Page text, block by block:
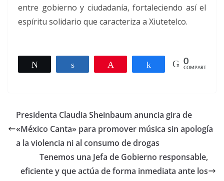
entre gobierno y ciudadanía, fortaleciendo así el
espíritu solidario que caracteriza a Xiutetelco.
Compartir Compartir
0
COMPARTIR
Presidenta Claudia Sheinbaum anuncia gira de
«México Canta» para promover música sin apología
a la violencia ni al consumo de drogas
Tenemos una Jefa de Gobierno responsable,
eficiente y que actúa de forma inmediata ante los